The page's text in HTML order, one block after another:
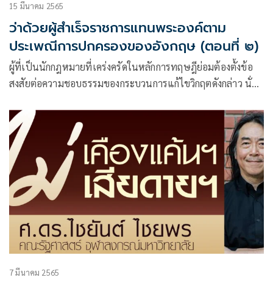
15 มีนาคม 2565
ว่าด้วยผู้สำเร็จราชการแทนพระองค์ตาม
ประเพณีการปกครองของอังกฤษ (ตอนที่ ๒)
ผู้ที่เป็นนักกฎหมายที่เคร่งครัดในหลักการทฤษฎีย่อมต้องตั้งข้อ
สงสัยต่อความชอบธรรมของกระบวนการแก้ไขวิกฤตดังกล่าว นั่น
องค์พระมหากษัตริย์ได้อย่างไร ? ส่วนฝ่ายที่เน้นผลสัมฤทธิ์ย่อม
อธิบายว่า ย่อมทำได้เพื่อหาทางออกเมื่อสถานการณ์จำเป็น !
7 มีนาคม 2565